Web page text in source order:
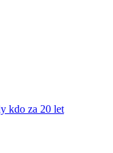
kdo za 20 let